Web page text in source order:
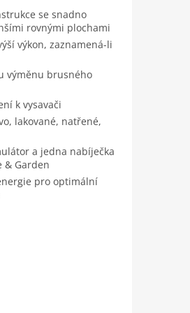
se snadno
rovnými plochami
výkon, zaznamená-li
výměnu brusného
k vysavači
lakované, natřené,
a jedna nabíječka
& Garden
pro optimální